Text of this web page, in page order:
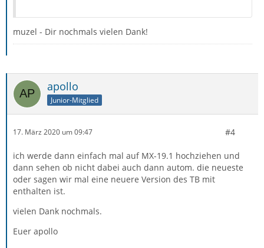
muzel - Dir nochmals vielen Dank!
apollo
Junior-Mitglied
17. März 2020 um 09:47 #4
ich werde dann einfach mal auf MX-19.1 hochziehen und
dann sehen ob nicht dabei auch dann autom. die neueste
oder sagen wir mal eine neuere Version des TB mit
enthalten ist.
vielen Dank nochmals.
Euer apollo